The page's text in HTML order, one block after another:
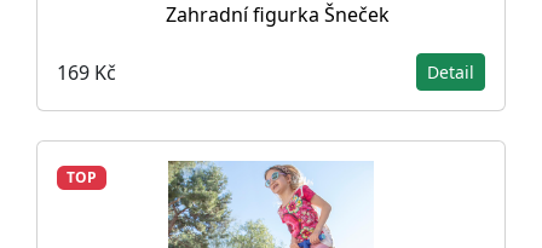
Zahradní figurka Šneček
169 Kč Detail
TOP